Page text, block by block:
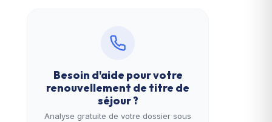
Besoin d'aide pour votre
renouvellement de titre de
séjour?
Analyse gratuite de votre dossier sous